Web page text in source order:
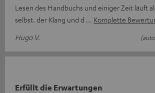
Lesen des Handbuchs und einiger Zeit läuft
selbst. der Klang und d
Komplette
Hugo V.
Erfüllt die Erwartungen